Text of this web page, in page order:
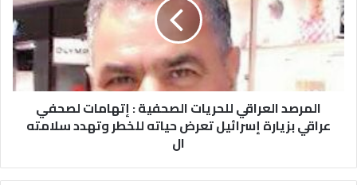
المرصد العراقي للحريات الصحفية : إتهامات لصحفي
عراقي بزيارة إسرائيل تعرض حياته للخطر وتهدد سلامته
ال